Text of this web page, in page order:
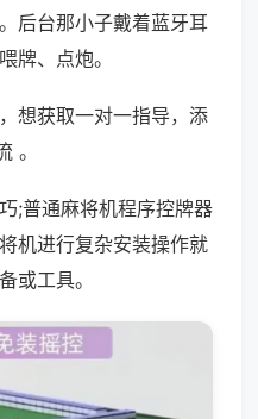
后台那小子戴着蓝牙耳
牌、点炮。
想获取一对一指导，添
。
;普通麻将机程序控牌器
机进行复杂安装操作就
或工具。